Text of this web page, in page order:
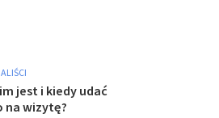
jest i kiedy udać
na wizytę?